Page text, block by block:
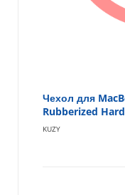
Чехол для
Rubberized
KUZY